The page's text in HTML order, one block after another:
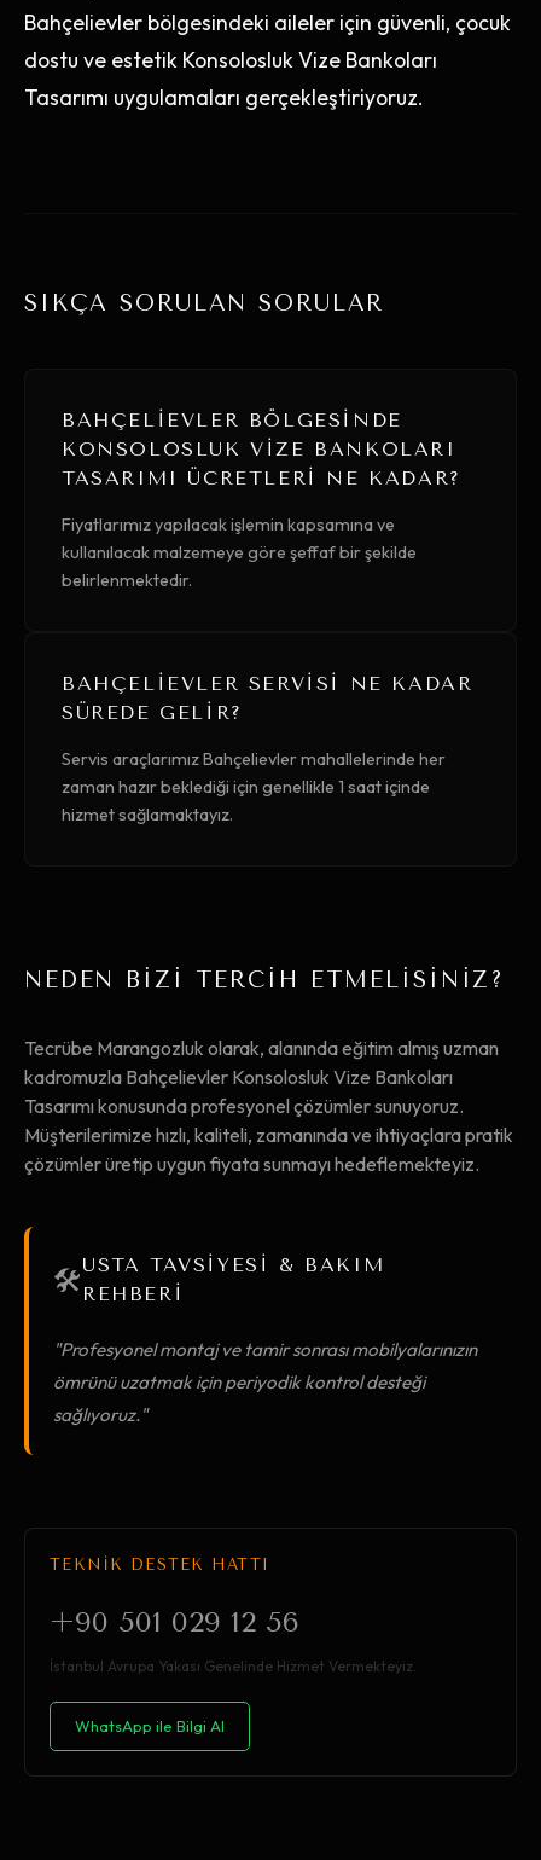
Bahçelievler bölgesindeki aileler için güvenli, çocuk
dostu ve estetik Konsolosluk Vize Bankoları
Tasarımı uygulamaları gerçekleştiriyoruz.
SIKÇA SORULAN SORULAR
BAHÇELIEVLER BÖLGESINDE
KONSOLOSLUK VIZE BANKOLARI
TASARIMI ÜCRETLERI NE KADAR?
Fiyatlarımız yapılacak işlemin kapsamına ve
kullanılacak malzemeye göre şeffaf bir şekilde
belirlenmektedir.
BAHÇELIEVLER SERVISI NE KADAR
SÜREDE GELIR?
Servis araçlarımız Bahçelievler mahallelerinde her
zaman hazır beklediği için genellikle 1 saat içinde
hizmet sağlamaktayız.
NEDEN BİZİ TERCİH ETMELİSİNİZ?
Tecrübe Marangozluk olarak, alanında eğitim almış uzman
kadromuzla Bahçelievler Konsolosluk Vize Bankoları
Tasarımı konusunda profesyonel çözümler sunuyoruz.
Müşterilerimize hızlı, kaliteli, zamanında ve ihtiyaçlara pratik
çözümler üretip uygun fiyata sunmayı hedeflemekteyiz.
🛠️USTA TAVSİYESİ & BAKIM
REHBERİ
"Profesyonel montaj ve tamir sonrası mobilyalarınızın
ömrünü uzatmak için periyodik kontrol desteği
sağlıyoruz."
TEKNİK DESTEK HATTI
+90 501 029 12 56
İstanbul Avrupa Yakası Genelinde Hizmet Vermekteyiz.
WhatsApp ile Bilgi Al